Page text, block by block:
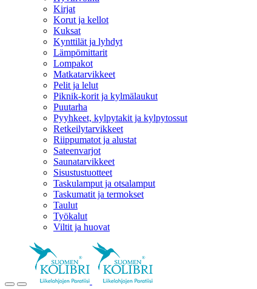
Kirjat
Korut ja kellot
Kuksat
Kynttilät ja lyhdyt
Lämpömittarit
Lompakot
Matkatarvikkeet
Pelit ja lelut
Piknik-korit ja kylmälaukut
Puutarha
Pyyhkeet, kylpytakit ja kylpytossut
Retkeilytarvikkeet
Riippumatot ja alustat
Sateenvarjot
Saunatarvikkeet
Sisustustuotteet
Taskulamput ja otsalamput
Taskumatit ja termokset
Taulut
Työkalut
Viltit ja huovat